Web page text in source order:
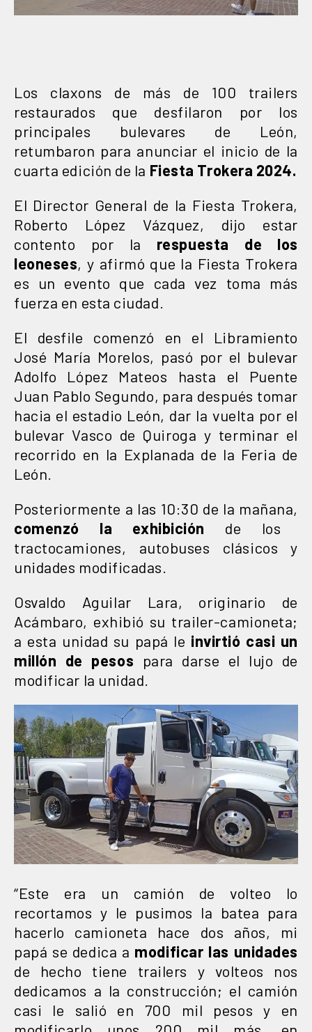
Los claxons de más de 100 trailers
restaurados que desfilaron por los
principales bulevares de León,
retumbaron para anunciar el inicio de la
cuarta edición de la Fiesta Trokera 2024.
El Director General de la Fiesta Trokera,
Roberto López Vázquez, dijo estar
contento por la respuesta de los
leoneses, y afirmó que la Fiesta Trokera
es un evento que cada vez toma más
fuerza en esta ciudad.
El desfile comenzó en el Libramiento
José María Morelos, pasó por el bulevar
Adolfo López Mateos hasta el Puente
Juan Pablo Segundo, para después tomar
hacia el estadio León, dar la vuelta por el
bulevar Vasco de Quiroga y terminar el
recorrido en la Explanada de la Feria de
León.
Posteriormente a las 10:30 de la mañana,
comenzó la exhibición de los
tractocamiones, autobuses clásicos y
unidades modificadas.
Osvaldo Aguilar Lara, originario de
Acámbaro, exhibió su trailer-camioneta;
a esta unidad su papá le invirtió casi un
millón de pesos para darse el lujo de
modificar la unidad.
“Este era un camión de volteo lo
recortamos y le pusimos la batea para
hacerlo camioneta hace dos años, mi
papá se dedica a modificar las unidades
de hecho tiene trailers y volteos nos
dedicamos a la construcción; el camión
casi le salió en 700 mil pesos y en